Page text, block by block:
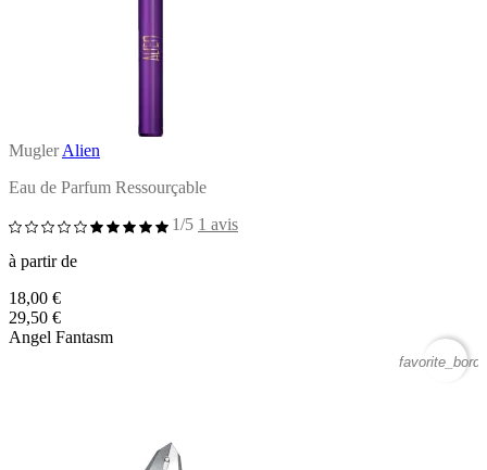
Mugler Alien
Eau de Parfum Ressourçable
1/5 1 avis
à partir de
18,00 €
29,50 €
Angel Fantasm